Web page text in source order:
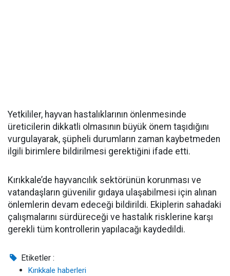
Yetkililer, hayvan hastalıklarının önlenmesinde
üreticilerin dikkatli olmasının büyük önem taşıdığını
vurgulayarak, şüpheli durumların zaman kaybetmeden
ilgili birimlere bildirilmesi gerektiğini ifade etti.
Kırıkkale’de hayvancılık sektörünün korunması ve
vatandaşların güvenilir gıdaya ulaşabilmesi için alınan
önlemlerin devam edeceği bildirildi. Ekiplerin sahadaki
çalışmalarını sürdüreceği ve hastalık risklerine karşı
gerekli tüm kontrollerin yapılacağı kaydedildi.
Etiketler :
Kırıkkale haberleri